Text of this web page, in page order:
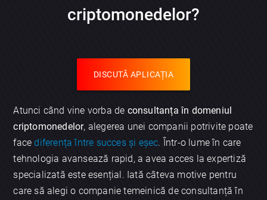
criptomonedelor?
DISCUTĂ APLICAȚIA
Atunci când vine vorba de consultanța în domeniul
criptomonedelor, alegerea unei companii potrivite poate
facediferența între succes și eșec. Într-o lume în care
tehnologia avansează rapid, a avea acces la expertiză
specializată este esențial. Iată câteva motive pentru
care să alegi o companie temeinică de consultanță în
Trimite